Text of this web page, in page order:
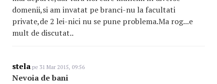
domenii,si am invatat pe branci-nu la facultati
private,de 2 lei-nici nu se pune problema.Ma rog...e
mult de discutat..
stela pe 31 Mar 2015, 09:56
Nevoia de bani